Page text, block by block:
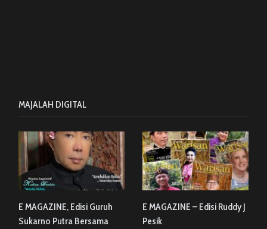
MAJALAH DIGITAL
E MAGAZINE, Edisi Guruh
Sukarno Putra Bersama
E MAGAZINE – Edisi Ruddy J
Pesik